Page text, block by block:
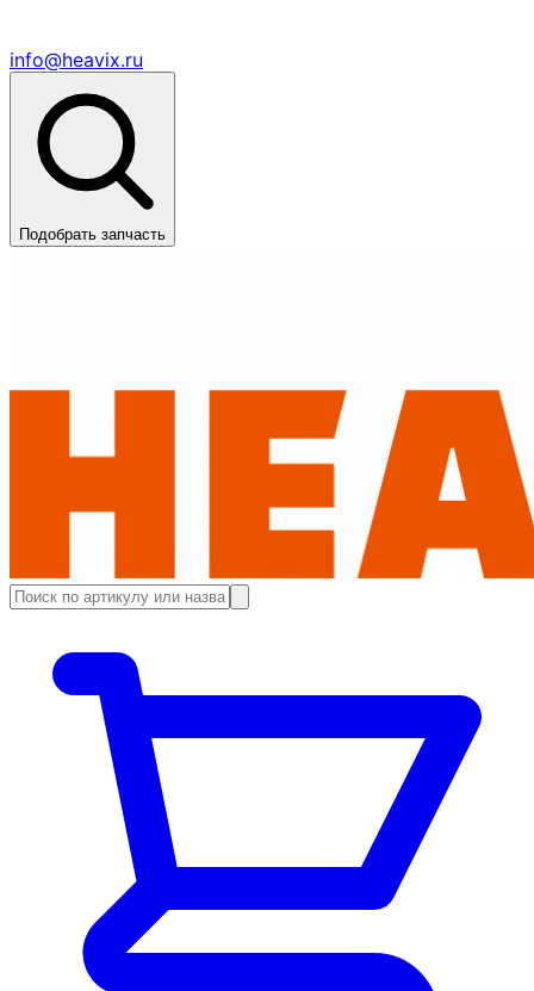
info@heavix.ru
Подобрать запчасть